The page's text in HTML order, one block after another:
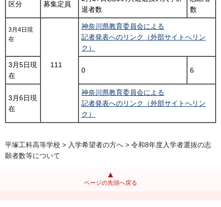
区分 募集定員
退者数
数
3月4日現
在
111
神奈川県教育委員会による
記者発表へのリンク（外部サイトへリン
ク）
3月5日現
在
0 6
3月6日現
在
神奈川県教育委員会による
記者発表へのリンク（外部サイトへリン
ク）
平塚工科高等学校 > 入学希望者の方へ > 令和8年度入学者選抜の志
願者数等について
ページの先頭へ戻る